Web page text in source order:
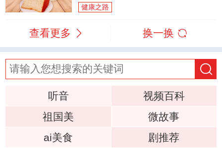
健康之路
查看更多 换一换
听音
视频百科
祖国美
微故事
ai美食
剧推荐